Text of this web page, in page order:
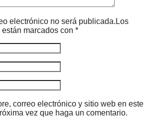
electrónico no será publicada.Los
marcados con *
correo electrónico y sitio web en este
vez que haga un comentario.